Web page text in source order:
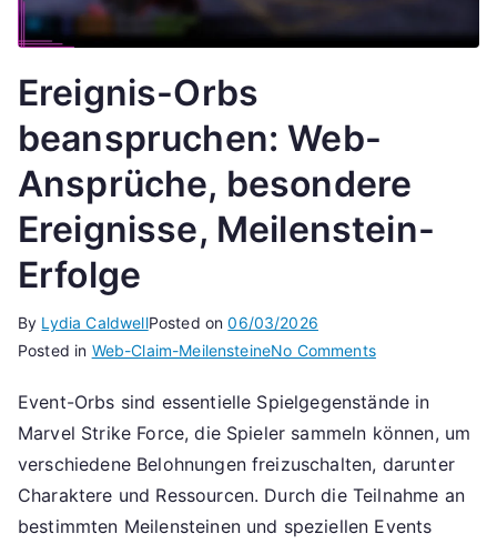
Ereignis-Orbs
beanspruchen: Web-
Ansprüche, besondere
Ereignisse, Meilenstein-
Erfolge
By Lydia CaldwellPosted on06/03/2026
Posted in Web-Claim-MeilensteineNo Commentson
Orbs
beanspruchen:
Web-
Ansprüche,
besondere
Event-Orbs sind essentielle Spielgegenstände in
Marvel Strike Force, die Spieler sammeln können, um
verschiedene Belohnungen freizuschalten, darunter
Charaktere und Ressourcen. Durch die Teilnahme an
bestimmten Meilensteinen und speziellen Events